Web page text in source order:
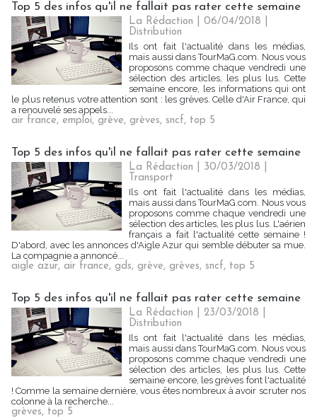
Top 5 des infos qu'il ne fallait pas rater cette semaine
La Rédaction | 06/04/2018
Distribution
Ils ont fait l'actualité dans les médias,
mais aussi dans TourMaG.com. Nous vous
proposons comme chaque vendredi une
sélection des articles, les plus lus. Cette
semaine encore, les informations qui ont
le plus retenus votre attention sont : les grèves. Celle d'Air France, qui
a renouvelé ses appels...
air france, emploi, grève, grèves, sncf, top 5
Top 5 des infos qu'il ne fallait pas rater cette semaine
La Rédaction | 30/03/2018
Transport
Ils ont fait l'actualité dans les médias,
mais aussi dans TourMaG.com. Nous vous
proposons comme chaque vendredi une
sélection des articles, les plus lus. L'aérien
français a fait l'actualité cette semaine !
D'abord, avec les annonces d'Aigle Azur qui semble débuter sa mue.
La compagnie a annoncé...
aigle azur, air france, gds, grève, grèves, sncf, top 5
Top 5 des infos qu'il ne fallait pas rater cette semaine
La Rédaction | 23/03/2018
Distribution
Ils ont fait l'actualité dans les médias,
mais aussi dans TourMaG.com. Nous vous
proposons comme chaque vendredi une
sélection des articles, les plus lus. Cette
semaine encore, les grèves font l'actualité
! Comme la semaine dernière, vous êtes nombreux à avoir scruter nos
colonne à la recherche...
grèves, top 5